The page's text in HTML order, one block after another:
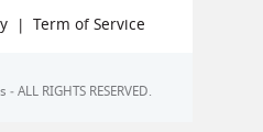
| Term of Service
RIGHTS RESERVED.